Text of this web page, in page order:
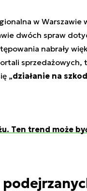
w Warszawie
dwóch spraw
nabrały
sprzedażowych,
„działanie na
Ten trend może